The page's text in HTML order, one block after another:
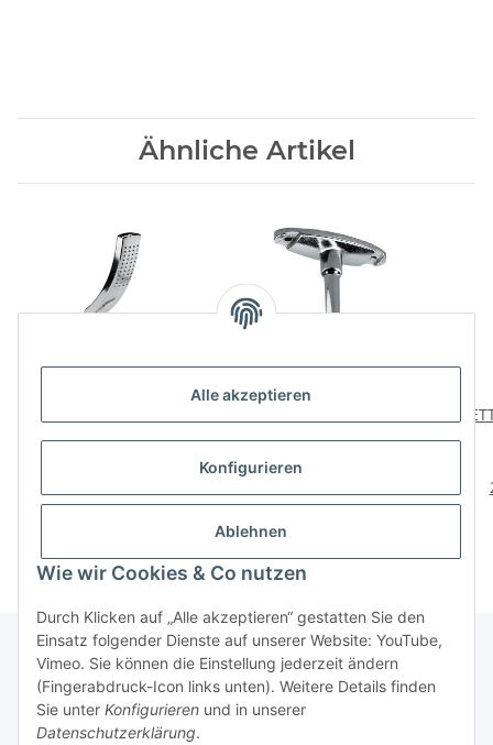
Alle akzeptieren
Konfigurieren
Ablehnen
Wie wir Cookies & Co nutzen
Durch Klicken auf „Alle akzeptieren“ gestatten Sie den
Einsatz folgender Dienste auf unserer Website: YouTube,
Vimeo. Sie können die Einstellung jederzeit ändern
(Fingerabdruck-Icon links unten). Weitere Details finden
Sie unter Konfigurieren und in unserer
Datenschutzerklärung.
Ähnliche Artikel
Hut/Mantelhaken, 77 x
Schrankrohrmittelträger
für runde Schrankrohre,
mm, Zinkdruckguss
2,59 €
Über uns